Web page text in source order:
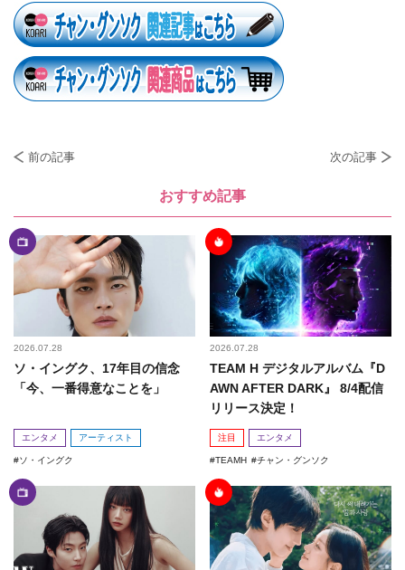
前の記事 次の記事
おすすめ記事
2026.07.28
ソ・イングク、17年目の信念
「今、一番得意なことを」
エンタメ アーティスト
ソ・イングク
2026.07.28
TEAM H デジタルアルバム『D
AWN AFTER DARK』 8/4配信
リリース決定！
注目 エンタメ
TEAMH チャン・グンソク